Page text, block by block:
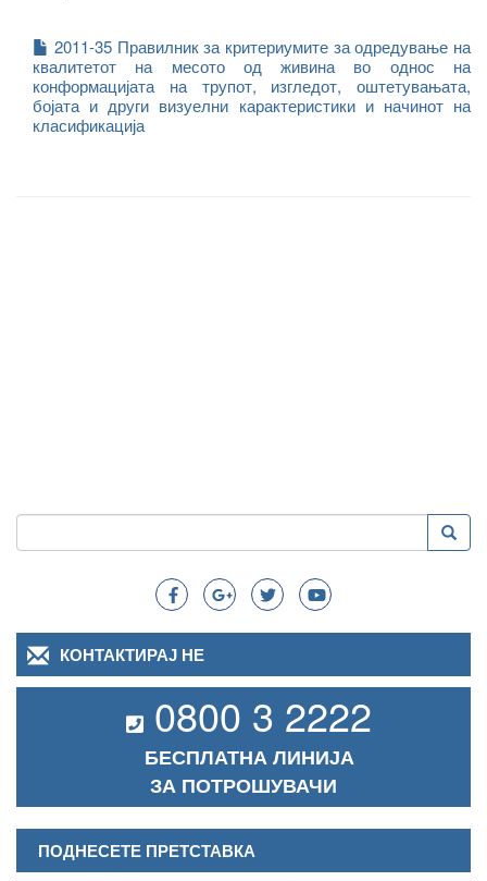
2011-35 Правилник за критериумите за одредување на
квалитетот на месото од живина во однос на
конформацијата на трупот, изгледот, оштетувањата,
бојата и други визуелни карактеристики и начинот на
класификација
Search
Пребарување
КОНТАКТИРАЈ НЕ
0800 3 2222
БЕСПЛАТНА ЛИНИЈА
ЗА ПОТРОШУВАЧИ
ПОДНЕСЕТЕ ПРЕТСТАВКА